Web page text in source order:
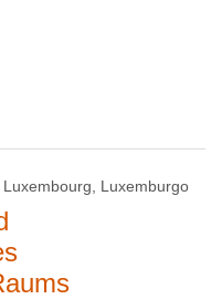
Luxembourg, Luxemburgo